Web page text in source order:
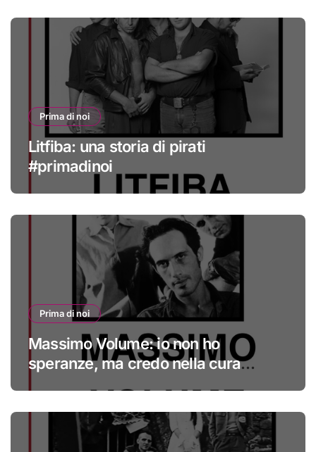
Prima di noi
Litfiba: una storia di pirati
#primadinoi
Prima di noi
Massimo Volume: io non ho
speranze, ma credo nella cura